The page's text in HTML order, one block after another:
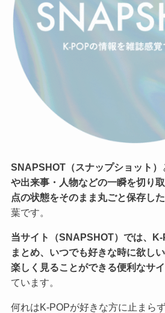
SNAPSHOT（スナップショット）
や出来事・人物などの一瞬を切り
点の状態をそのまま丸ごと保存し
葉です。
当サイト（SNAPSHOT）では、
まとめ、いつでも好きな時に欲し
楽しく見ることができる便利なサ
ています。
何れはK-POPが好きな方に止まら